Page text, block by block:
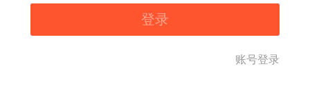
登录
账号登录